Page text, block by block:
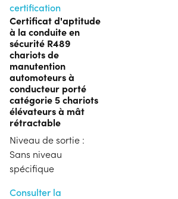
certification
Certificat d'aptitude
à la conduite en
sécurité R489
chariots de
manutention
automoteurs à
conducteur porté
catégorie 5 chariots
élévateurs à mât
rétractable
Niveau de sortie :
Sans niveau
spécifique
Consulter la